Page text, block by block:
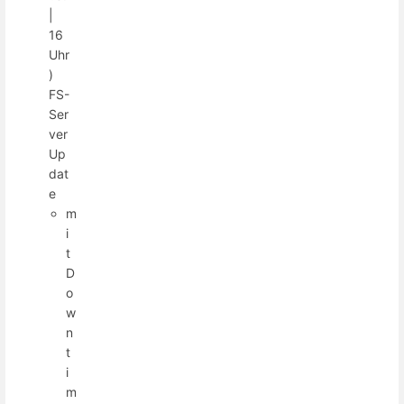
16
Uhr
)
FS-
Ser
ver
Up
dat
e
m
i
t
D
o
w
n
t
i
m